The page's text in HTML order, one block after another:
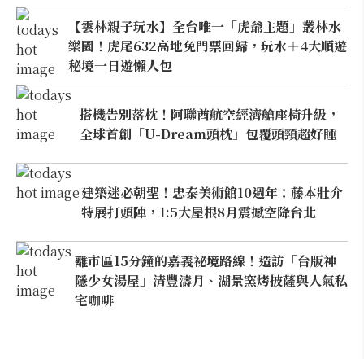
【雲林親子玩水】全台唯一「虎爺主題」叢林水
樂園！虎尾632高地免門票回歸，玩水＋4大順遊
秘境一日遊懶人包
搭機告別落枕！阿聯酋航空經濟艙座椅升級，
全球首創「U-Dream頭枕」包覆頭頸超好睡
建築迷必朝聖！忠泰美術館10週年：藤本壯介
特展打頭陣，1:5大屋根8月震撼空降台北
離市區15分鐘的嘉義祕境路線！造訪「台版神
隱少女湯屋」清豐濤月、湖景窯烤披薩與人氣私
宅咖啡